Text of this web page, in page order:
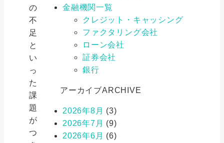
の
不
足
と
い
っ
た
課
題
が
つ
金融機関一覧
クレジット・キャッシング
ファクタリング会社
ローン会社
証券会社
銀行
アーカイブARCHIVE
2026年8月 (3)
2026年7月 (9)
2026年6月 (6)